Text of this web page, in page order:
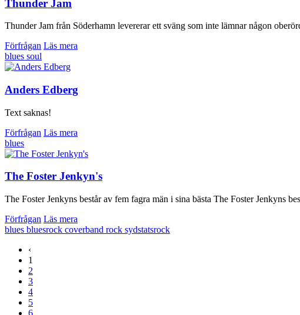
Thunder Jam
Thunder Jam från Söderhamn levererar ett sväng som inte lämnar någon
Förfrågan Läs mera
blues soul
Anders Edberg
Text saknas!
Förfrågan Läs mera
blues
The Foster Jenkyn's
The Foster Jenkyns består av fem fagra män i sina bästa The Foster Jenkyns
Förfrågan Läs mera
blues bluesrock coverband rock sydstatsrock
‹
1
2
3
4
5
6